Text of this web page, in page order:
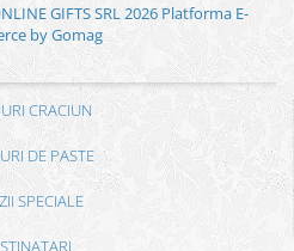
GIFTS SRL 2026 Platforma E-
by Gomag
CRACIUN
DE PASTE
SPECIALE